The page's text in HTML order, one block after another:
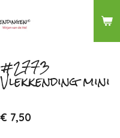
#2773
Vlekkending mini
€ 7,50